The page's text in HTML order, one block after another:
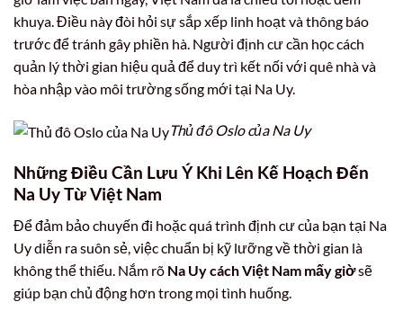
khuya. Điều này đòi hỏi sự sắp xếp linh hoạt và thông báo
trước để tránh gây phiền hà. Người định cư cần học cách
quản lý thời gian hiệu quả để duy trì kết nối với quê nhà và
hòa nhập vào môi trường sống mới tại Na Uy.
Thủ đô Oslo của Na Uy
Những Điều Cần Lưu Ý Khi Lên Kế Hoạch Đến
Na Uy Từ Việt Nam
Để đảm bảo chuyến đi hoặc quá trình định cư của bạn tại Na
Uy diễn ra suôn sẻ, việc chuẩn bị kỹ lưỡng về thời gian là
không thể thiếu. Nắm rõ Na Uy cách Việt Nam mấy giờsẽ
giúp bạn chủ động hơn trong mọi tình huống.